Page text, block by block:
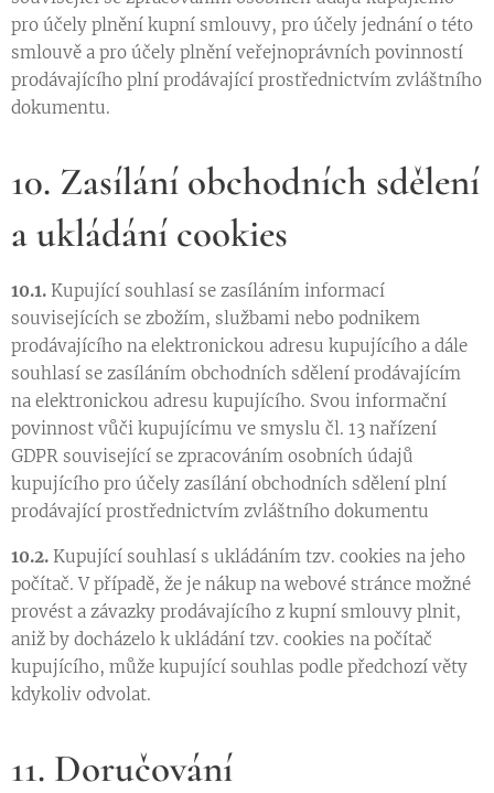
pro účely plnění kupní smlouvy, pro účely jednání o této
smlouvě a pro účely plnění veřejnoprávních povinností
prodávajícího plní prodávající prostřednictvím zvláštního
dokumentu.
10. Zasílání obchodních sdělení
a ukládání cookies
10.1. Kupující souhlasí se zasíláním informací
souvisejících se zbožím, službami nebo podnikem
prodávajícího na elektronickou adresu kupujícího a dále
souhlasí se zasíláním obchodních sdělení prodávajícím
na elektronickou adresu kupujícího. Svou informační
povinnost vůči kupujícímu ve smyslu čl. 13 nařízení
GDPR související se zpracováním osobních údajů
kupujícího pro účely zasílání obchodních sdělení plní
prodávající prostřednictvím zvláštního dokumentu
10.2. Kupující souhlasí s ukládáním tzv. cookies na jeho
počítač. V případě, že je nákup na webové stránce možné
provést a závazky prodávajícího z kupní smlouvy plnit,
aniž by docházelo k ukládání tzv. cookies na počítač
kupujícího, může kupující souhlas podle předchozí věty
kdykoliv odvolat.
11. Doručování